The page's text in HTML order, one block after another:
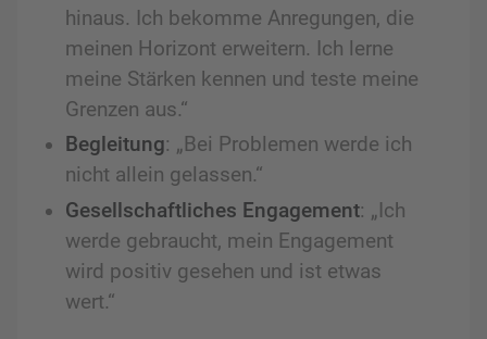
hinaus. Ich bekomme Anregungen, die
meinen Horizont erweitern. Ich lerne
meine Stärken kennen und teste meine
Grenzen aus.“
Begleitung: „Bei Problemen werde ich
nicht allein gelassen.“
Gesellschaftliches Engagement: „Ich
werde gebraucht, mein Engagement
wird positiv gesehen und ist etwas
wert.“